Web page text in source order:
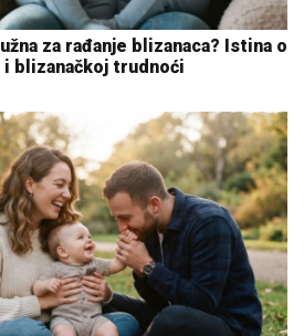
za rađanje blizanaca? Istina o
blizanačkoj trudnoći